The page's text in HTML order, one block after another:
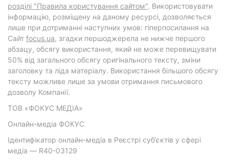
розділі "Правила користування сайтом". Використовувати
інформацію, розміщену на даному ресурсі, дозволяється
лише при дотриманні наступних умов: гіперпосилання на
Cайт focus.ua, згадки першоджерела не нижче першого
абзацу, обсягу використання, який не може перевищувати
50% від загального обсягу оригінального тексту, зміни
заголовку та ліда матеріалу. Використання більшого обсягу
тексту можливе лише за умови отримання письмового
дозволу Компанії.
ТОВ «ФОКУС МЕДІА»
Онлайн-медіа ФОКУС
Ідентифікатор онлайн-медіа в Реєстрі суб’єктів у сфері
медіа — R40-03129